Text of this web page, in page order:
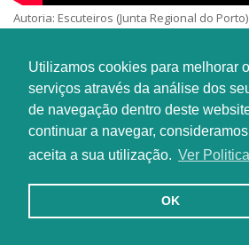
Utilizamos cookies para melhorar
serviços através da análise dos
de navegação dentro deste
continuar a navegar,
aceita a sua utilização. Ver Politica
OK
Autoria: Escuteiros (Junta Regional do Porto)